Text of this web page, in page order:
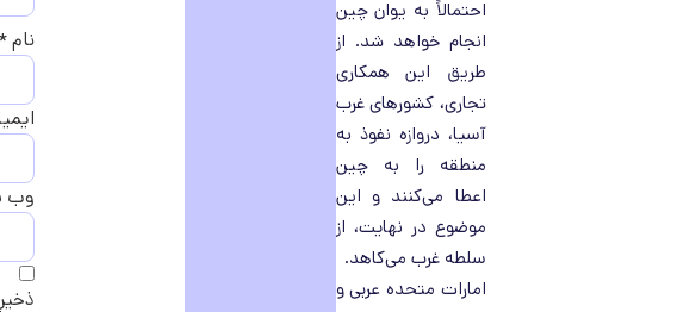
احتمالاً به یوان چین
انجام خواهد شد. از
طریق این همکاری
تجاری، کشورهای غرب
آسیا، دروازه نفوذ به
منطقه را به چین
اعطا می‌کنند و این
موضوع در نهایت، از
سلطه غرب می‌کاهد.
امارات متحده عربی و
نام*
وب‌